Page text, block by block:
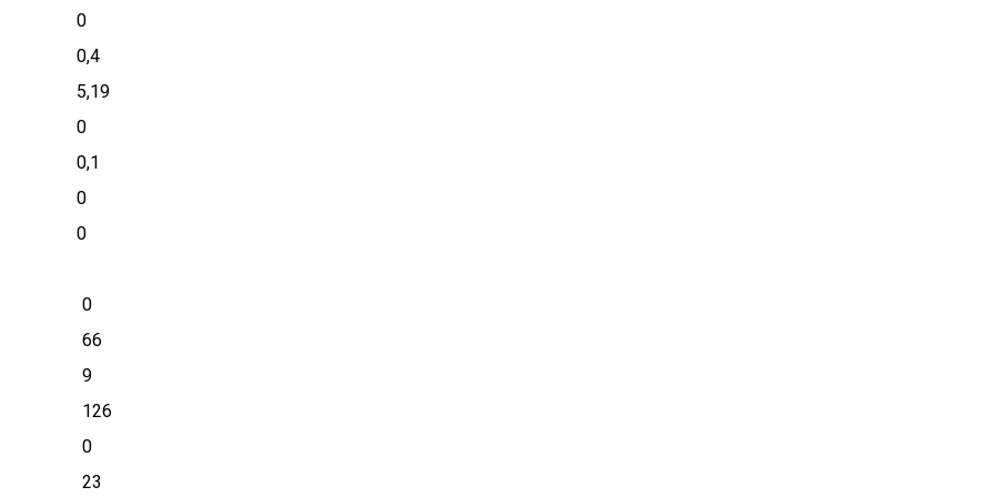
0
0,4
5,19
0
0,1
0
0
0
66
9
126
0
23